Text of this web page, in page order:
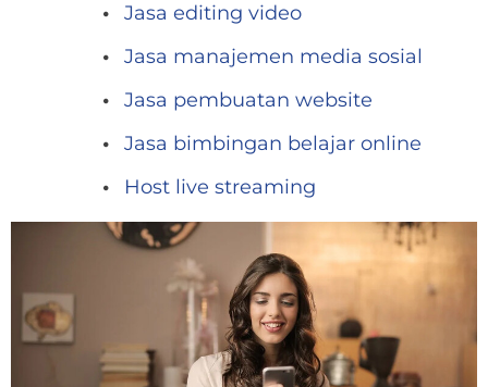
Jasa editing video
Jasa manajemen media sosial
Jasa pembuatan website
Jasa bimbingan belajar online
Host live streaming